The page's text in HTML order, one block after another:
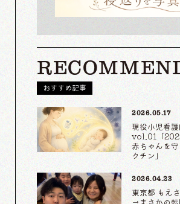
おすすめ記事
2026.05.17
現役小児看
vol.01「
赤ちゃんを
クチン」
2026.04.23
東京都 もえ